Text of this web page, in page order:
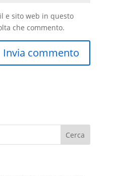
e sito web in questo
che commento.